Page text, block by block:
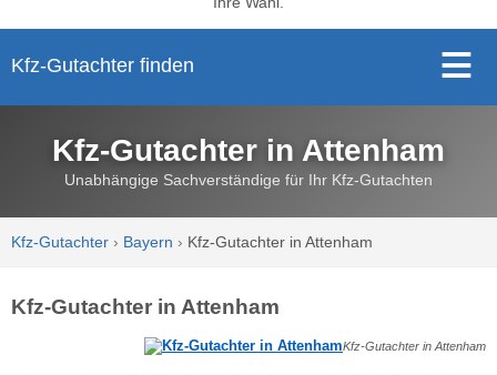
Kfz-Gutachter finden
Kfz-Gutachter in Attenham
Unabhängige Sachverständige für Ihr Kfz-Gutachten
Kfz-Gutachter › Bayern › Kfz-Gutachter in Attenham
Kfz-Gutachter in Attenham
Kfz-Gutachter in Attenham